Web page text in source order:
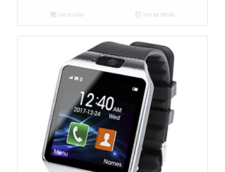
Lire la suite Voir les détails